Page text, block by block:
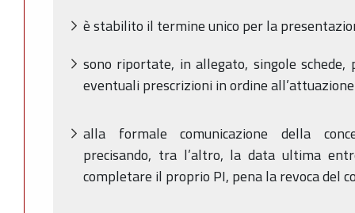
è stabilito il termine unico per la
sono riportate, in allegato, singole
eventuali prescrizioni in ordine
alla formale comunicazione della
precisando, tra l’altro, la data ultima
completare il proprio PI, pena la revoca del